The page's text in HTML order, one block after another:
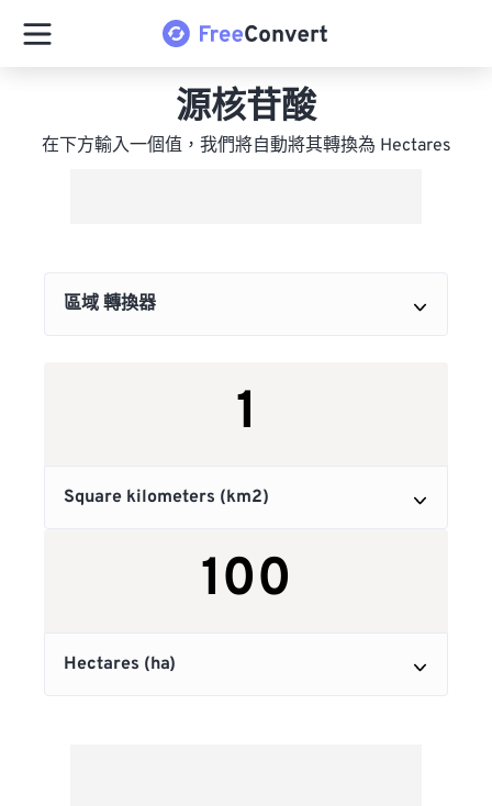
源核苷酸
在下方輸入一個值，我們將自動將其轉換為 Hectares